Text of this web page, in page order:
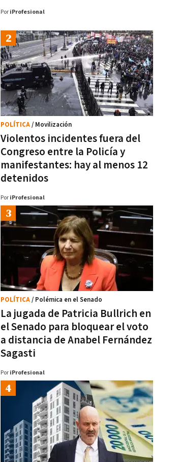
Por iProfesional
Violentos incidentes fuera del
Congreso entre la Policía y
manifestantes: hay al menos 12
detenidos
POLÍTICA/ Movilización
Por iProfesional
La jugada de Patricia Bullrich en
el Senado para bloquear el voto
a distancia de Anabel Fernández
Sagasti
POLÍTICA/ Polémica en el Senado
Por iProfesional